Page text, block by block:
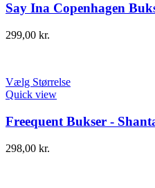
Say Ina Copenhagen
299,00 kr.
Vælg Størrelse
Quick view
Freequent Bukser -
298,00 kr.